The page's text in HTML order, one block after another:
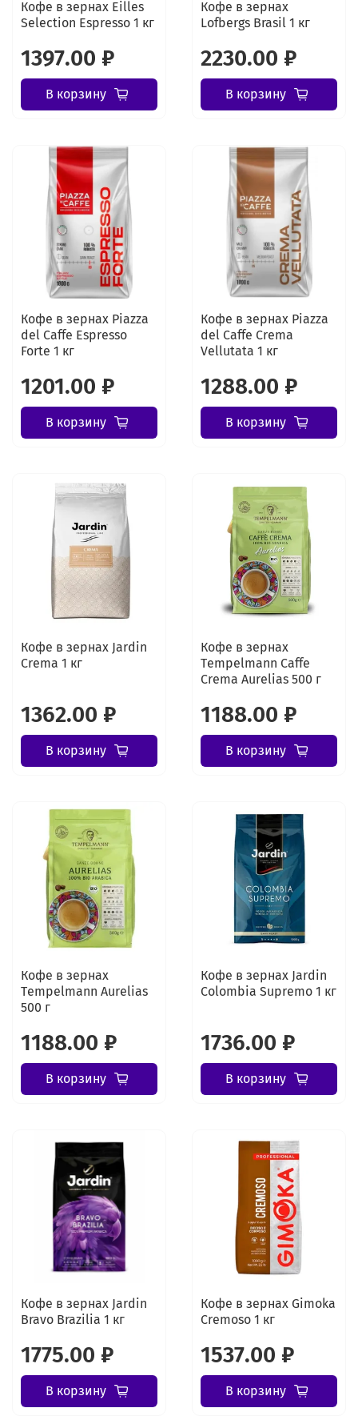
Кофе в зернах Eilles
Selection Espresso 1 кг
1397.00 ₽
В корзину
Кофе в зернах
Lofbergs Brasil 1 кг
2230.00 ₽
В корзину
Кофе в зернах Piazza
del Caffe Espresso
Forte 1 кг
1201.00 ₽
В корзину
Кофе в зернах Piazza
del Caffe Crema
Vellutata 1 кг
1288.00 ₽
В корзину
Кофе в зернах Jardin
Crema 1 кг
1362.00 ₽
В корзину
Кофе в зернах
Tеmpelmann Caffe
Crema Aurelias 500 г
1188.00 ₽
В корзину
Кофе в зернах
Tеmpelmann Aurelias
500 г
1188.00 ₽
В корзину
Кофе в зернах Jardin
Colombia Supremo 1 кг
1736.00 ₽
В корзину
Кофе в зернах Jardin
Bravo Brazilia 1 кг
1775.00 ₽
В корзину
Кофе в зернах Gimoka
Cremoso 1 кг
1537.00 ₽
В корзину